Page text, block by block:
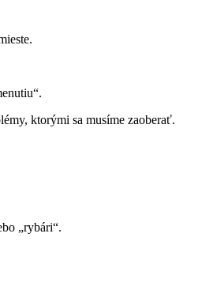
ktorými sa musíme zaoberať.
„rybári“.